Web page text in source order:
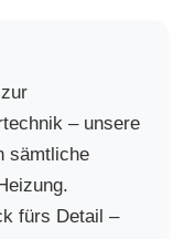
– unsere
sämtliche
fürs Detail –